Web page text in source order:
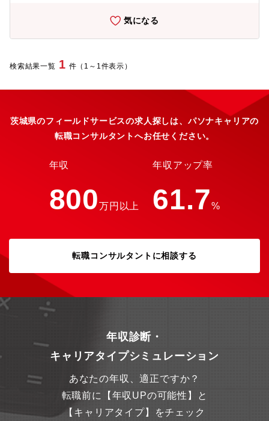
気になる
検索結果一覧 1 件（1～1件表示）
茨城県のフィールドサービスの求人探しは、パソナキャリアの
転職コンサルタントへお任せください。
年収
800万円以上
年収アップ率
61.7%
転職コンサルタントに相談する
年収診断・
キャリアタイプシミュレーション
あなたの年収、適正ですか？
転職前に【年収UPの可能性】と
【キャリアタイプ】をチェック